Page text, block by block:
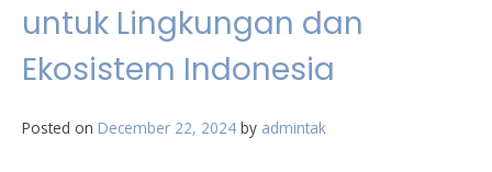
untuk Lingkungan dan
Ekosistem Indonesia
Posted on December 22, 2024 by admintak